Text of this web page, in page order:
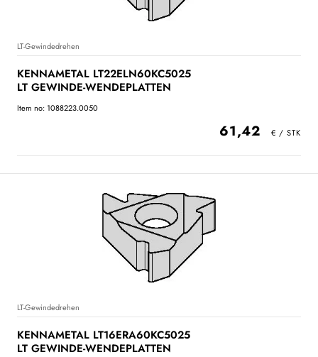
LT-Gewindedrehen
KENNAMETAL LT22ELN60KC5025
LT GEWINDE-WENDEPLATTEN
Item no: 1088223.0050
61,42
LT-Gewindedrehen
KENNAMETAL LT16ERA60KC5025
LT GEWINDE-WENDEPLATTEN